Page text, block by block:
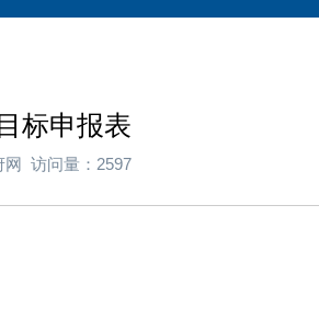
标申报表
网 访问量：2597